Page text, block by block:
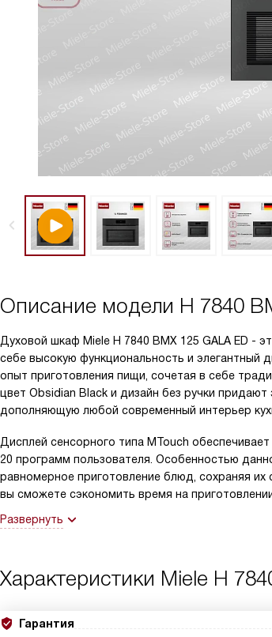
Описание модели H 7840
Духовой шкаф Miele H 7840 BMX 125 GALA ED -
себе высокую функциональность и элегантный
опыт приготовления пищи, сочетая в себе
цвет Obsidian Black и дизайн без ручки
дополняющую любой современный интерьер
Дисплей сенсорного типа MTouch
20 программ пользователя. Особенностью
равномерное приготовление блюд, сохраняя
вы сможете сэкономить время на
Развернуть
Характеристики Miele H
Гарантия